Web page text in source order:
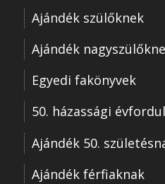
Ajándék szülőknek
Ajándék
Egyedi fakönyvek
50. házassági
Ajándék 50.
Ajándék férfiaknak